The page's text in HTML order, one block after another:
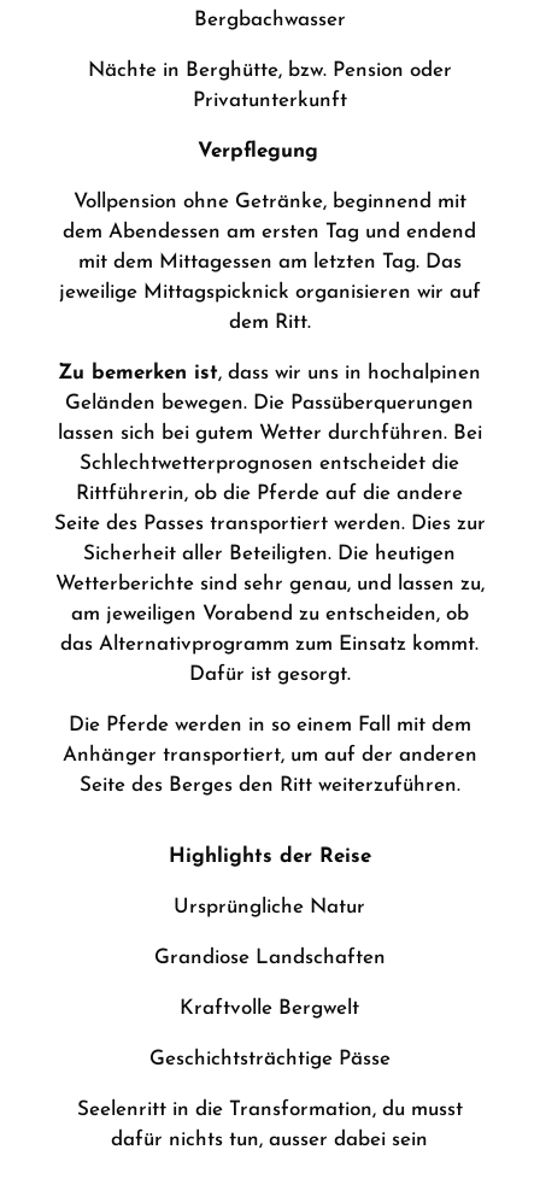
Bergbachwasser
Nächte in Berghütte, bzw. Pension oder
Privatunterkunft
Verpflegung
Vollpension ohne Getränke, beginnend mit
dem Abendessen am ersten Tag und endend
mit dem Mittagessen am letzten Tag. Das
jeweilige Mittagspicknick organisieren wir auf
dem Ritt.
Zu bemerken ist, dass wir uns in hochalpinen
Geländen bewegen. Die Passüberquerungen
lassen sich bei gutem Wetter durchführen. Bei
Schlechtwetterprognosen entscheidet die
Rittführerin, ob die Pferde auf die andere
Seite des Passes transportiert werden. Dies zur
Sicherheit aller Beteiligten. Die heutigen
Wetterberichte sind sehr genau, und lassen zu,
am jeweiligen Vorabend zu entscheiden, ob
das Alternativprogramm zum Einsatz kommt.
Dafür ist gesorgt.
Die Pferde werden in so einem Fall mit dem
Anhänger transportiert, um auf der anderen
Seite des Berges den Ritt weiterzuführen.
Highlights der Reise
Ursprüngliche Natur
Grandiose Landschaften
Kraftvolle Bergwelt
Geschichtsträchtige Pässe
Seelenritt in die Transformation, du musst
dafür nichts tun, ausser dabei sein